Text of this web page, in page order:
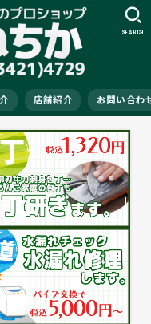
店舗紹介 お問い合わ
SEARCH